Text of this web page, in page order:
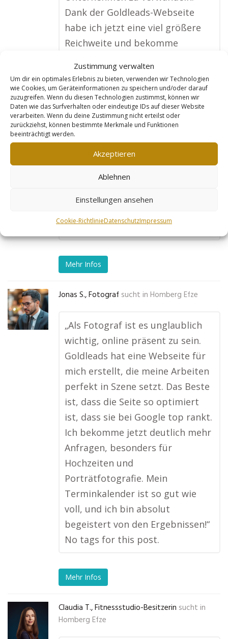
Zustimmung verwalten
Um dir ein optimales Erlebnis zu bieten, verwenden wir Technologien
wie Cookies, um Geräteinformationen zu speichern und/oder darauf
zuzugreifen. Wenn du diesen Technologien zustimmst, können wir
Daten wie das Surfverhalten oder eindeutige IDs auf dieser Website
verarbeiten. Wenn du deine Zustimmung nicht erteilst oder
zurückziehst, können bestimmte Merkmale und Funktionen
beeinträchtigt werden.
Akzeptieren
Ablehnen
Einstellungen ansehen
Cookie-RichtlinieDatenschutzImpressum
Dank der Goldleads-Webseite
habe ich jetzt eine viel größere
Reichweite und bekomme
Menschen, die meine
Unterstützung brauchen. Die
Webseite ist nicht nur optisch
ansprechend, sondern sorgt auch
dafür, dass ich bei Suchanfragen
ganz vorne angezeigt werde. Mein
Kundenstamm hat sich in
wenigen Monaten enorm
vergrößert, und ich kann
No tags for this post.
Mehr Infos
Jonas S., Fotograf sucht in Homberg Efze
„Als Fotograf ist es unglaublich
wichtig, online präsent zu sein.
Goldleads hat eine Webseite für
mich erstellt, die meine Arbeiten
perfekt in Szene setzt. Das Beste
ist, dass die Seite so optimiert
ist, dass sie bei Google top rankt.
Ich bekomme jetzt deutlich mehr
Anfragen, besonders für
Hochzeiten und
Porträtfotografie. Mein
Terminkalender ist so gut wie
voll, und ich bin absolut
begeistert von den Ergebnissen!“
No tags for this post.
Mehr Infos
Claudia T., Fitnessstudio-Besitzerin sucht in
Homberg Efze